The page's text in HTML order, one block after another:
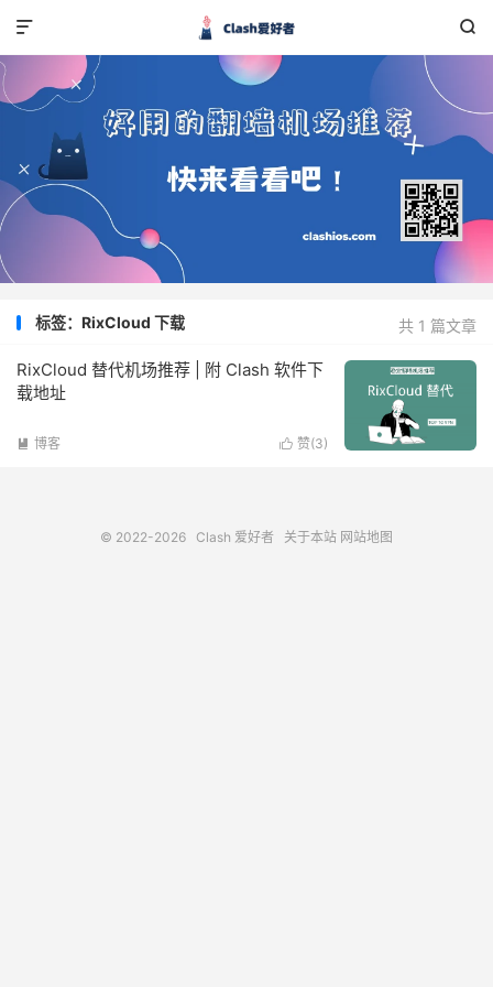


共 1 篇文章
标签：RixCloud 下载
RixCloud 替代机场推荐 | 附 Clash 软件下
载地址
 赞(3)
 博客
© 2022-2026 Clash 爱好者 关于本站 网站地图